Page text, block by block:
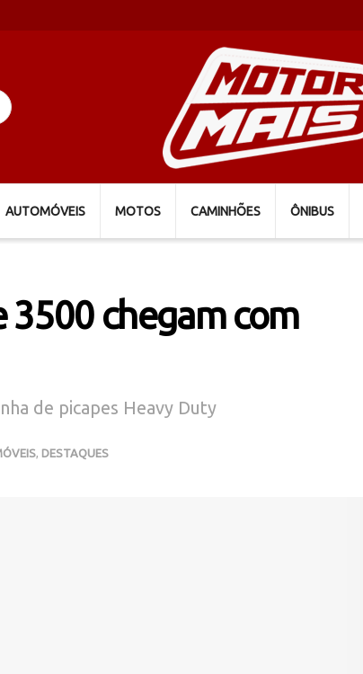
AUTOMÓVEIS MOTOS CAMINHÕES ÔNIBUS
3500 chegam com
de picapes Heavy Duty
DESTAQUES